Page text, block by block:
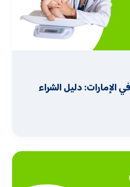
الإمارات: دليل الشراء